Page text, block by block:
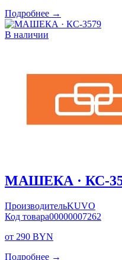
Подробнее →
В наличии
МАШЕКА · КС-
ПроизводительKUVO
Код товара00000007262
от 290 BYN
Подробнее →